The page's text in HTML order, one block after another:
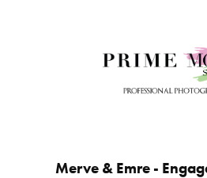
Merve & Emre -